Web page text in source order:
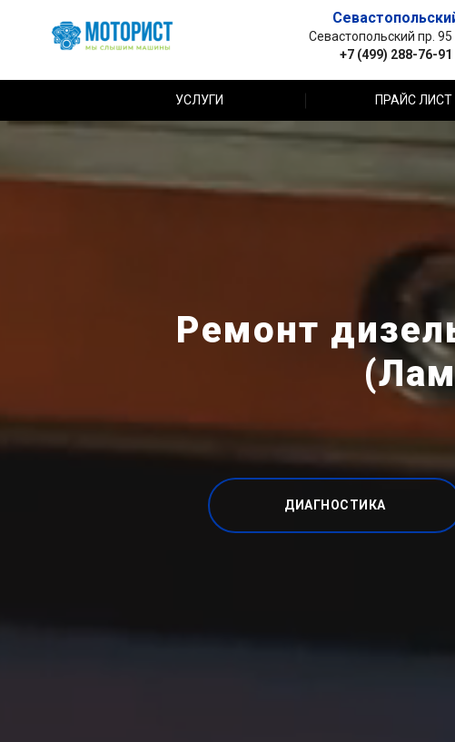
Севастопольский пр. 95
+7 (499) 288-76-91
УСЛУГИ ПРАЙС ЛИСТ
Ремонт
ДИАГНОСТИКА